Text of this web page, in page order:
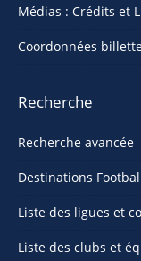
Médias : Crédits et
Coordonnées
Recherche
Recherche avancée
Destinations
Liste des ligues et
Liste des clubs et